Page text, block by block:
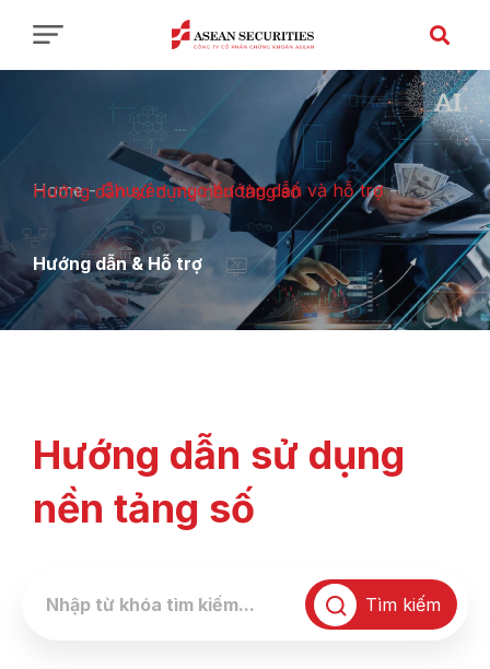
Home-Chuyên mục hướng dẫn và hỗ trợ-
Hướng dẫn sử dụng nền tảng số
Hướng dẫn & Hỗ trợ
Hướng dẫn sử dụng
nền tảng số
Tìm kiếm